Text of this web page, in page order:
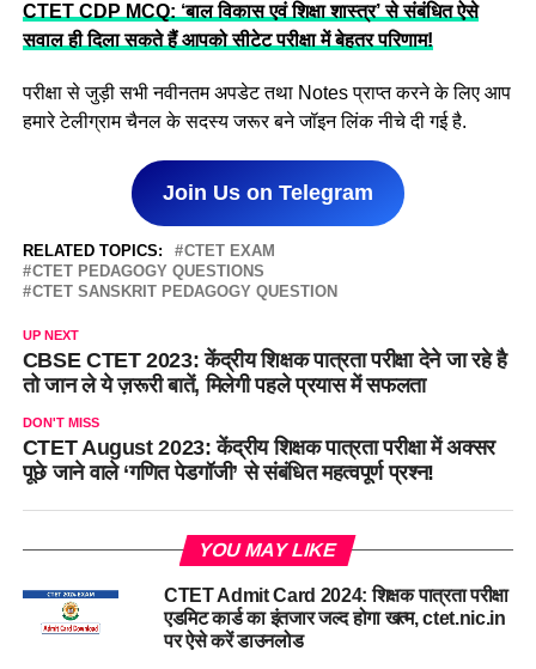
CTET CDP MCQ: ‘बाल विकास एवं शिक्षा शास्त्र’ से संबंधित ऐसे
सवाल ही दिला सकते हैं आपको सीटेट परीक्षा में बेहतर परिणाम!
परीक्षा से जुड़ी सभी नवीनतम अपडेट तथा Notes प्राप्त करने के लिए आप
हमारे टेलीग्राम चैनल के सदस्य जरूर बने जॉइन लिंक नीचे दी गई है.
Join Us on Telegram
RELATED TOPICS:
CTET EXAM
CTET PEDAGOGY QUESTIONS
CTET SANSKRIT PEDAGOGY QUESTION
UP NEXT
CBSE CTET 2023: केंद्रीय शिक्षक पात्रता परीक्षा देने जा रहे है
तो जान ले ये ज़रूरी बातें, मिलेगी पहले प्रयास में सफलता
DON'T MISS
CTET August 2023: केंद्रीय शिक्षक पात्रता परीक्षा में अक्सर
पूछे जाने वाले ‘गणित पेडगॉजी’ से संबंधित महत्वपूर्ण प्रश्न!
YOU MAY LIKE
CTET Admit Card 2024: शिक्षक पात्रता परीक्षा
एडमिट कार्ड का इंतजार जल्द होगा खत्म, ctet.nic.in
पर ऐसे करें डाउनलोड